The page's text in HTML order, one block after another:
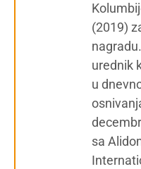
(2019)
urednik
u
sa